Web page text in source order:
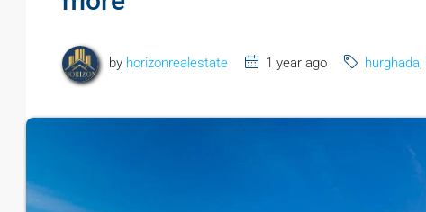
by horizonrealestate 1 year ago hurghada,